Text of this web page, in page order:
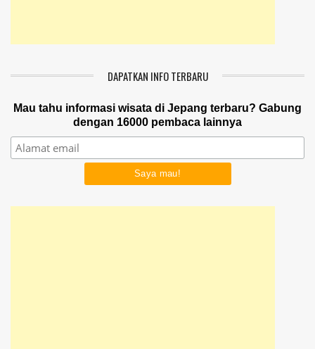
DAPATKAN INFO TERBARU
Mau tahu informasi wisata di Jepang terbaru? Gabung
dengan 16000 pembaca lainnya